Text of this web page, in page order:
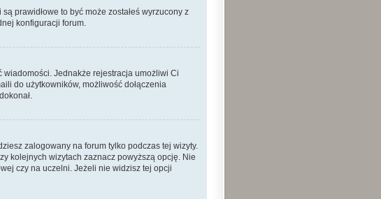
prawidłowe to być może zostałeś wyrzucony z
konfiguracji forum.
wiadomości. Jednakże rejestracja umożliwi Ci
do użytkowników, możliwość dołączenia
zalogowany na forum tylko podczas tej wizyty.
kolejnych wizytach zaznacz powyższą opcję. Nie
czy na uczelni. Jeżeli nie widzisz tej opcji